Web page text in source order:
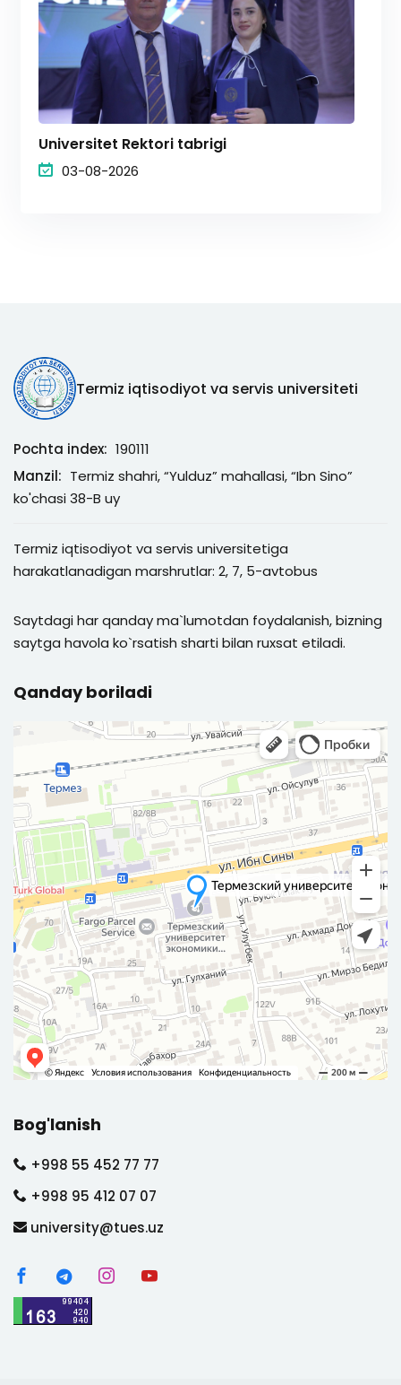
Universitet Rektori tabrigi
03-08-2026
Termiz iqtisodiyot va servis universiteti
Pochta index: 190111
Manzil: Termiz shahri, “Yulduz” mahallasi, “Ibn Sino”
ko'chasi 38-B uy
Termiz iqtisodiyot va servis universitetiga
harakatlanadigan marshrutlar: 2, 7, 5-avtobus
Saytdagi har qanday ma`lumotdan foydalanish, bizning
saytga havola ko`rsatish sharti bilan ruxsat etiladi.
Qanday boriladi
Bog'lanish
+998 55 452 77 77
+998 95 412 07 07
university@tues.uz